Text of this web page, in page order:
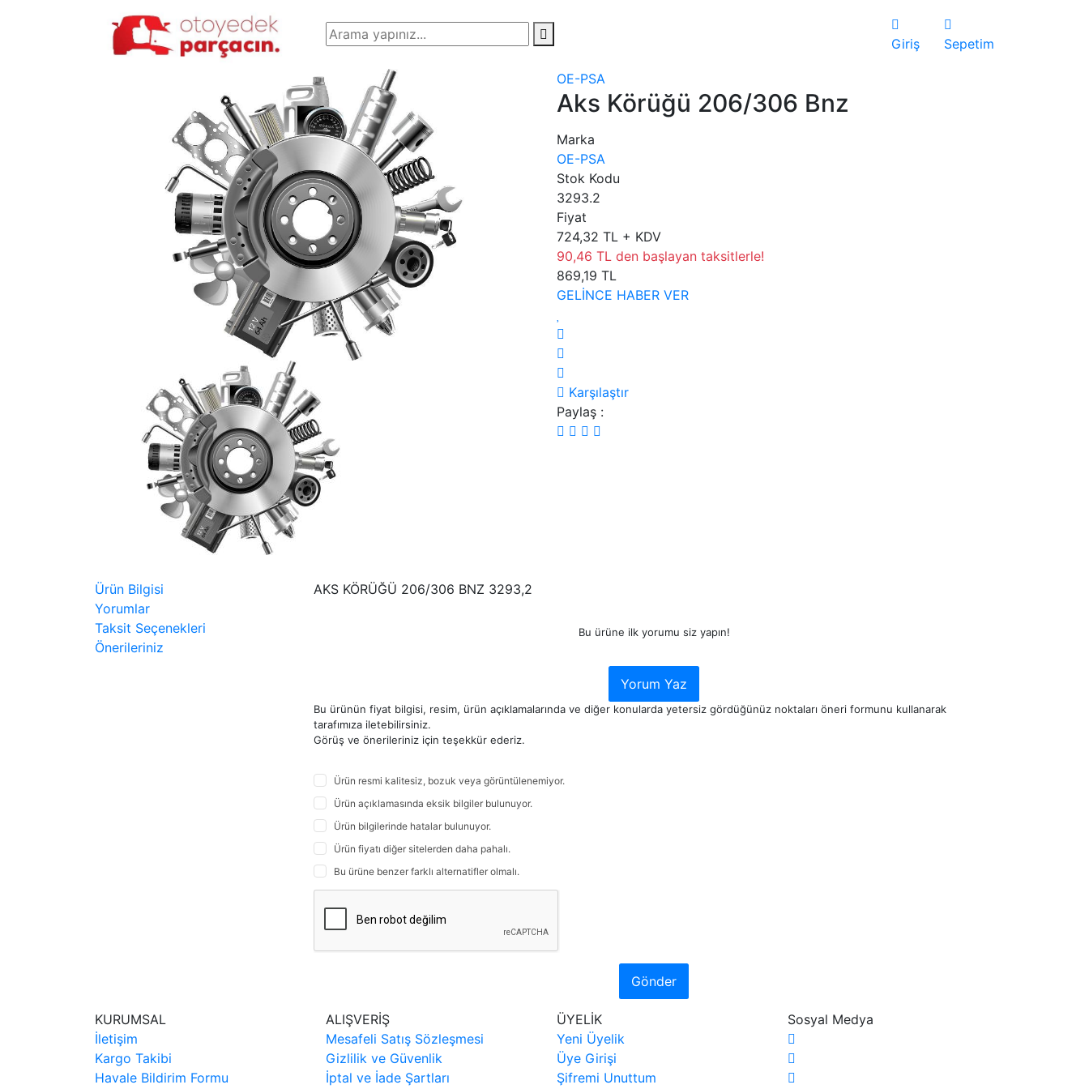
Giriş Sepetim
OE-PSA
Aks Körüğü 206/306 Bnz
Marka
OE-PSA
Stok Kodu
3293.2
Fiyat
724,32 TL + KDV
90,46 TL den başlayan taksitlerle!
869,19 TL
GELİNCE HABER VER
Karşılaştır
Paylaş :
Ürün Bilgisi
Yorumlar
Taksit Seçenekleri
Önerileriniz
AKS KÖRÜĞÜ 206/306 BNZ 3293,2
Bu ürüne ilk yorumu siz yapın!
Yorum Yaz
Bu ürünün fiyat bilgisi, resim, ürün açıklamalarında ve diğer konularda yetersiz gördüğünüz noktaları öneri formunu kullanarak
tarafımıza iletebilirsiniz.
Görüş ve önerileriniz için teşekkür ederiz.
Ürün resmi kalitesiz, bozuk veya görüntülenemiyor.
Ürün açıklamasında eksik bilgiler bulunuyor.
Ürün bilgilerinde hatalar bulunuyor.
Ürün fiyatı diğer sitelerden daha pahalı.
Bu ürüne benzer farklı alternatifler olmalı.
Gönder
KURUMSAL
İletişim
Kargo Takibi
Havale Bildirim Formu
ALIŞVERİŞ
Mesafeli Satış Sözleşmesi
Gizlilik ve Güvenlik
İptal ve İade Şartları
ÜYELİK
Yeni Üyelik
Üye Girişi
Şifremi Unuttum
Sosyal Medya